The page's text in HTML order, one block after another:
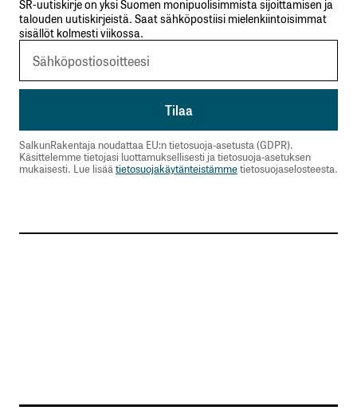
talouden uutiskirjeistä. Saat sähköpostiisi mielenkiintoisimmat
sisällöt kolmesti viikossa.
SalkunRakentaja noudattaa EU:n tietosuoja-asetusta (GDPR).
Käsittelemme tietojasi luottamuksellisesti ja tietosuoja-asetuksen
mukaisesti. Lue lisää tietosuojakäytänteistämmetietosuojaselosteesta.